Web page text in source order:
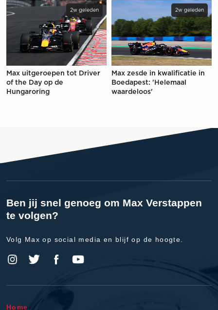
2w geleden
Max uitgeroepen tot Driver
of the Day op de
Hungaroring
2w geleden
Max zesde in kwalificatie in
Boedapest: 'Helemaal
waardeloos'
Ben jij snel genoeg om Max Verstappen
te volgen?
Volg Max op social media en blijf op de hoogte.
Home